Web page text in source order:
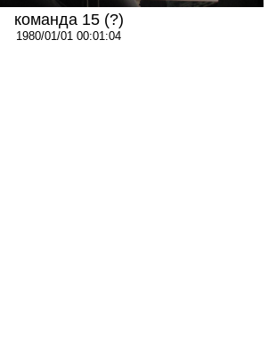
команда 15 (?)
1980/01/01 00:01:04